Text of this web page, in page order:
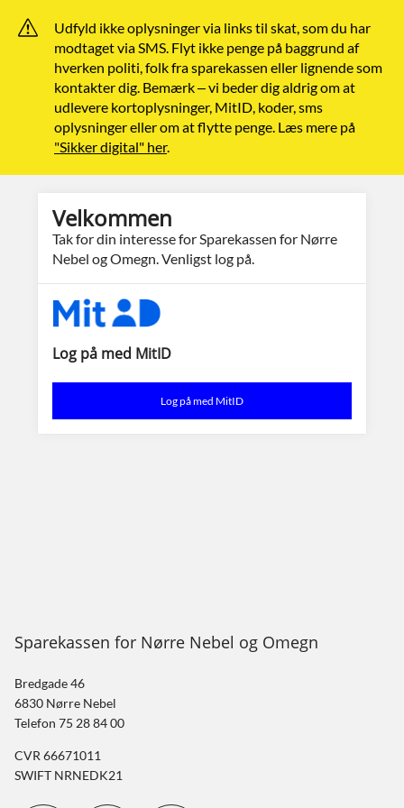
Udfyld ikke oplysninger via links til skat, som du har
modtaget via SMS. Flyt ikke penge på baggrund af
hverken politi, folk fra sparekassen eller lignende som
kontakter dig. Bemærk – vi beder dig aldrig om at
udlevere kortoplysninger, MitID, koder, sms
oplysninger eller om at flytte penge. Læs mere på
"Sikker digital" her.
Velkommen
Tak for din interesse for Sparekassen for Nørre
Nebel og Omegn. Venligst log på.
Log på med MitID
Log på med MitID
Sparekassen for Nørre Nebel og Omegn
Bredgade 46
6830 Nørre Nebel
Telefon 75 28 84 00
CVR 66671011
SWIFT NRNEDK21